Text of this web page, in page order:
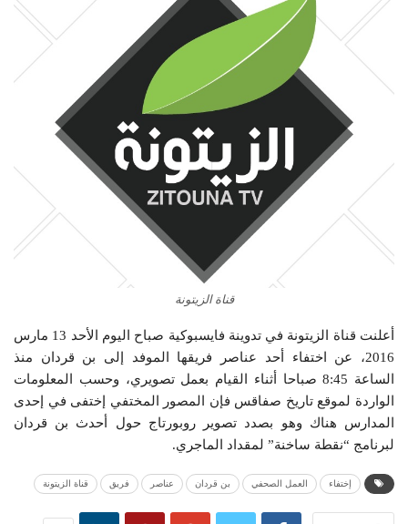
قناة الزيتونة
أعلنت قناة الزيتونة في تدوينة فايسبوكية صباح اليوم الأحد 13 مارس
2016، عن اختفاء أحد عناصر فريقها الموفد إلى بن قردان منذ
الساعة 8:45 صباحا أثناء القيام بعمل تصويري، وحسب المعلومات
الواردة لموقع تاريخ صفاقس فإن المصور المختفي إختفى في إحدى
المدارس هناك وهو بصدد تصوير روبورتاج حول أحدث بن قردان
لبرنامج “نقطة ساخنة” لمقداد الماجري.
إختفاء العمل الصحفي بن قردان عناصر فريق قناة الزيتونة